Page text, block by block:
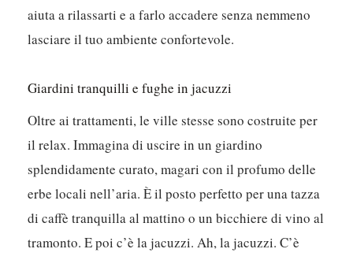
aiuta a rilassarti e a farlo accadere senza nemmeno
lasciare il tuo ambiente confortevole.
Giardini tranquilli e fughe in jacuzzi
Oltre ai trattamenti, le ville stesse sono costruite per
il relax. Immagina di uscire in un giardino
splendidamente curato, magari con il profumo delle
erbe locali nell’aria. È il posto perfetto per una tazza
di caffè tranquilla al mattino o un bicchiere di vino al
tramonto. E poi c’è la jacuzzi. Ah, la jacuzzi. C’è